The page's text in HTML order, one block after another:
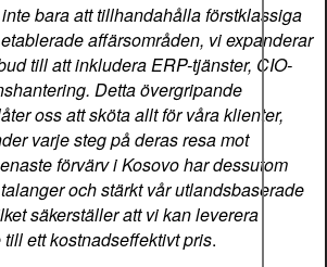
bara att tillhandahålla förstklassiga
affärsområden, vi expanderar
till att inkludera ERP-tjänster, CIO-
Detta övergripande
oss att sköta allt för våra klienter,
varje steg på deras resa mot
förvärv i Kosovo har dessutom
och stärkt vår utlandsbaserade
säkerställer att vi kan leverera
ett kostnadseffektivt pris.